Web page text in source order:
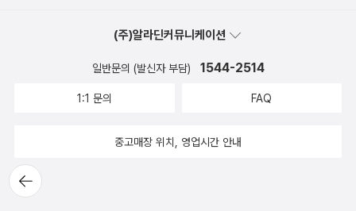
뒤로가
기
(주)알라딘커뮤니케이션
일반문의 (발신자 부담) 1544-2514
1:1 문의 FAQ
중고매장 위치, 영업시간 안내